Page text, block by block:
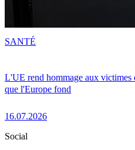
L'UE rend hommage aux victimes
que l'Europe fond
16.07.2026
SANTÉ
Social